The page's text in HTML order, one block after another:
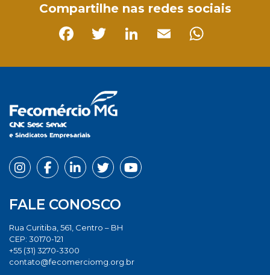
Compartilhe nas redes sociais
FALE CONOSCO
Rua Curitiba, 561, Centro – BH
CEP: 30170-121
+55 (31) 3270-3300
contato@fecomerciomg.org.br